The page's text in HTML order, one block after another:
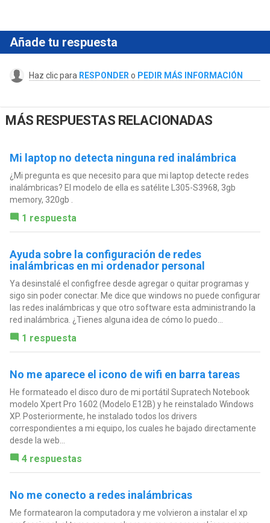
Añade tu respuesta
Haz clic para RESPONDER o PEDIR MÁS INFORMACIÓN
MÁS RESPUESTAS RELACIONADAS
Mi laptop no detecta ninguna red inalámbrica
¿Mi pregunta es que necesito para que mi laptop detecte redes
inalámbricas? El modelo de ella es satélite L305-S3968, 3gb
memory, 320gb .
1 respuesta
Ayuda sobre la configuración de redes
inalámbricas en mi ordenador personal
Ya desinstalé el configfree desde agregar o quitar programas y
sigo sin poder conectar. Me dice que windows no puede configurar
las redes inalámbricas y que otro software esta administrando la
red inalámbrica. ¿Tienes alguna idea de cómo lo puedo...
1 respuesta
No me aparece el icono de wifi en barra tareas
He formateado el disco duro de mi portátil Supratech Notebook
modelo Xpert Pro 1602 (Modelo E12B) y he reinstalado Windows
XP. Posteriormente, he instalado todos los drivers
correspondientes a mi equipo, los cuales he bajado directamente
desde la web...
4 respuestas
No me conecto a redes inalámbricas
Me formatearon la computadora y me volvieron a instalar el xp